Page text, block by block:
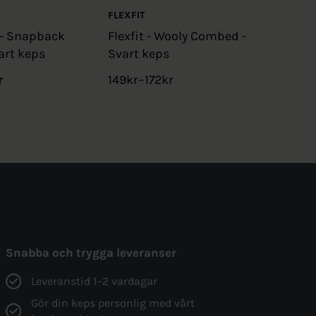
Snapback
keps
FLEXFIT
Flexfit - Wooly Combed -
Svart keps
149kr–172kr
Snabba och trygga leveranser
Leveranstid 1–2 vardagar
Gör din keps personlig med vårt